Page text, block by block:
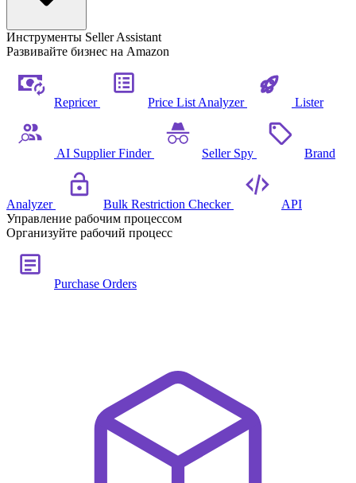
Инструменты Seller Assistant
Развивайте бизнес на Amazon
Repricer Price List Analyzer Lister
AI Supplier Finder Seller Spy Brand
Analyzer Bulk Restriction Checker
API
Управление рабочим процессом
Организуйте рабочий процесс
Purchase Orders